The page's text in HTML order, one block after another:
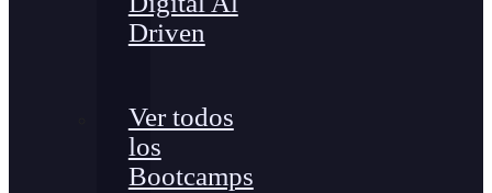
Driven
Ver todos
los
Bootcamps